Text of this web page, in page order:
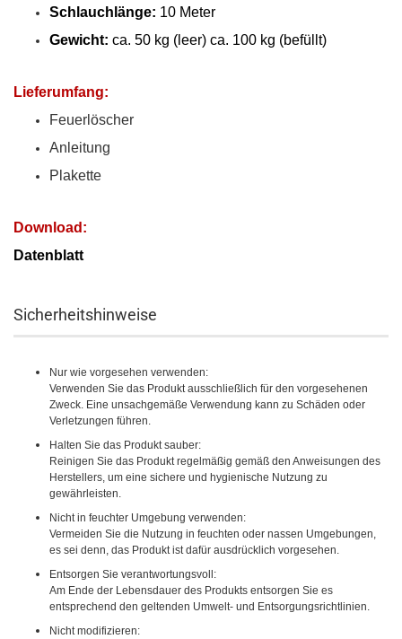
Schlauchlänge: 10 Meter
Gewicht: ca. 50 kg (leer) ca. 100 kg (befüllt)
Lieferumfang:
Feuerlöscher
Anleitung
Plakette
Download:
Datenblatt
Sicherheitshinweise
Nur wie vorgesehen verwenden:
Verwenden Sie das Produkt ausschließlich für den vorgesehenen
Zweck. Eine unsachgemäße Verwendung kann zu Schäden oder
Verletzungen führen.
Halten Sie das Produkt sauber:
Reinigen Sie das Produkt regelmäßig gemäß den Anweisungen des
Herstellers, um eine sichere und hygienische Nutzung zu
gewährleisten.
Nicht in feuchter Umgebung verwenden:
Vermeiden Sie die Nutzung in feuchten oder nassen Umgebungen,
es sei denn, das Produkt ist dafür ausdrücklich vorgesehen.
Entsorgen Sie verantwortungsvoll:
Am Ende der Lebensdauer des Produkts entsorgen Sie es
entsprechend den geltenden Umwelt- und Entsorgungsrichtlinien.
Nicht modifizieren: